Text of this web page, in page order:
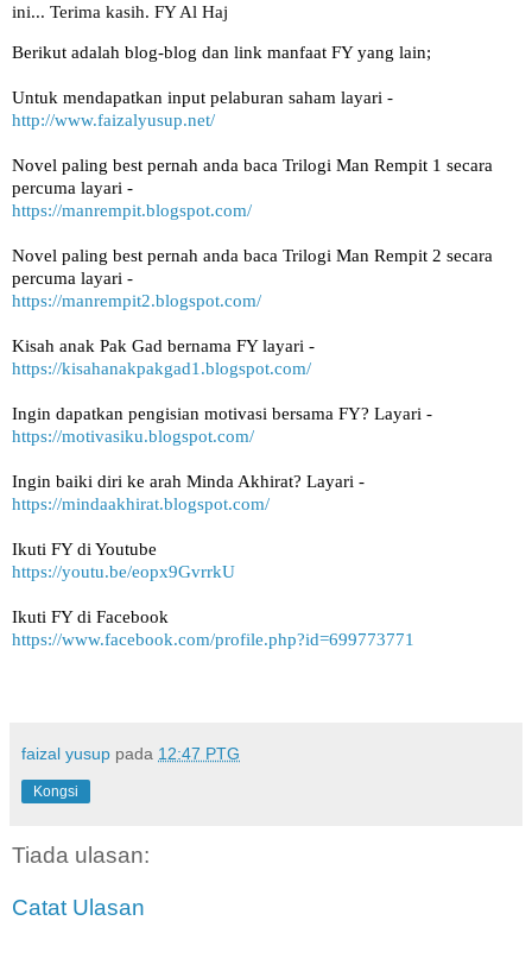
ini... Terima kasih. FY Al Haj
Berikut adalah blog-blog dan link manfaat FY yang lain;
Untuk mendapatkan input pelaburan saham layari -
http://www.faizalyusup.net/
Novel paling best pernah anda baca Trilogi Man Rempit 1 secara
percuma layari -
https://manrempit.blogspot.com/
Novel paling best pernah anda baca Trilogi Man Rempit 2 secara
percuma layari -
https://manrempit2.blogspot.com/
Kisah anak Pak Gad bernama FY layari -
https://kisahanakpakgad1.blogspot.com/
Ingin dapatkan pengisian motivasi bersama FY? Layari -
https://motivasiku.blogspot.com/
Ingin baiki diri ke arah Minda Akhirat? Layari -
https://mindaakhirat.blogspot.com/
Ikuti FY di Youtube
https://youtu.be/eopx9GvrrkU
Ikuti FY di Facebook
https://www.facebook.com/profile.php?id=699773771
faizal yusup pada 12:47 PTG
Kongsi
Tiada ulasan:
Catat Ulasan